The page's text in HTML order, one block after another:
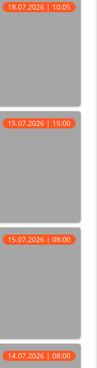
18.07.2026 | 10:05
15.07.2026 | 15:00
15.07.2026 | 08:00
14.07.2026 | 08:00